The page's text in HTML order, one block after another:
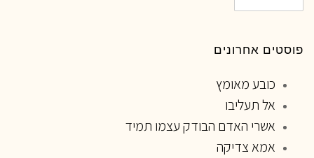
פוסטים אחרונים
כובע מאומץ
אל תעליבו
אשרי האדם הבודק עצמו תמיד
אמא צדיקה